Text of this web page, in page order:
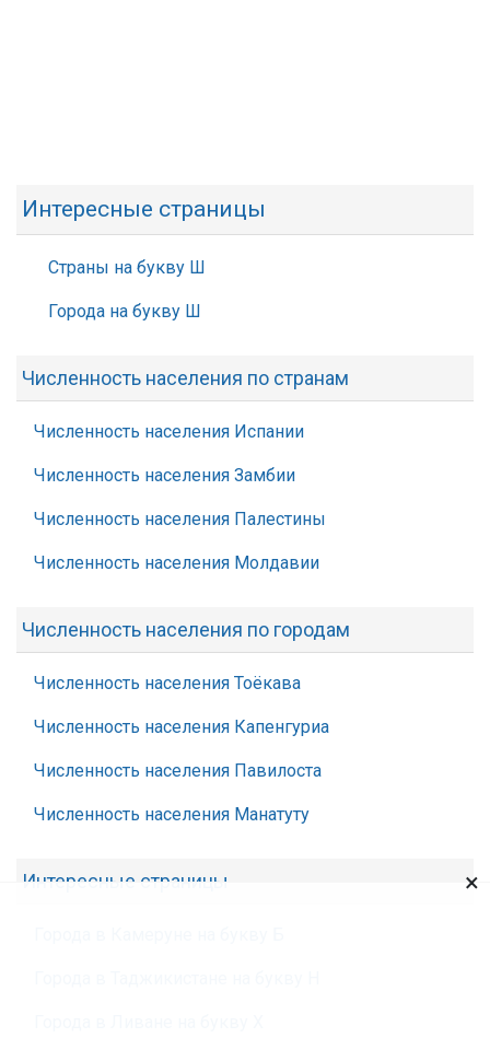
Интересные страницы
Страны на букву Ш
Города на букву Ш
Численность населения по странам
Численность населения Испании
Численность населения Замбии
Численность населения Палестины
Численность населения Молдавии
Численность населения по городам
Численность населения Тоёкава
Численность населения Капенгуриа
Численность населения Павилоста
Численность населения Манатуту
Интересные страницы ×